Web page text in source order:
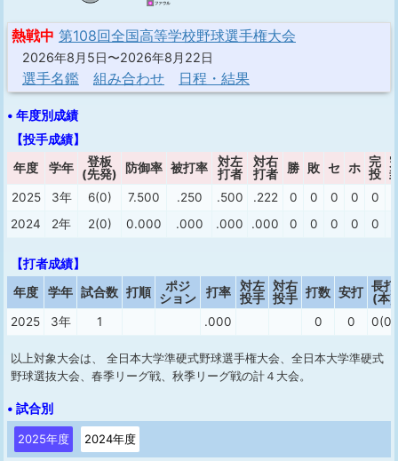
熱戦中 第108回全国高等学校野球選手権大会
2026年8月5日〜2026年8月22日
選手名鑑 組み合わせ 日程・結果
• 年度別成績
【投手成績】
年度
学年
登板
(先発)
防御率 被打率
対左
打者
対右
打者
勝 敗 セ ホ
完
投
2025
3年 6(0) 7.500 .250 .500 .222 0 0 0 0 0
2024
2年 2(0) 0.000 .000 .000 .000 0 0 0 0 0
【打者成績】
年度
学年 試合数 打順
ポジ
ション
打率
対左
投手
対右
投手 打数 安打 長打
(本)
2025
3年 1 .000 0 0 0(0)
以上対象大会は、 全日本大学準硬式野球選手権大会、全日本大学準硬式
野球選抜大会、春季リーグ戦、秋季リーグ戦の計４大会。
• 試合別
2025年度 2024年度